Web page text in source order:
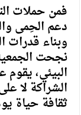
فمن حملات
دعم الحِمى
وبناء قدرات
نجحت
البيئي،
الشراكة لا
ثقافة حياة